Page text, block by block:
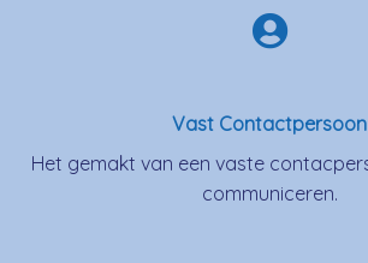
Vast Contactpersoon
Het gemakt van een vaste
communiceren.